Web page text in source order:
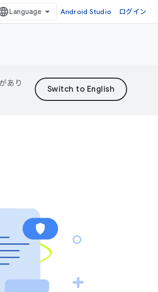
Android Studio ログイン
あり